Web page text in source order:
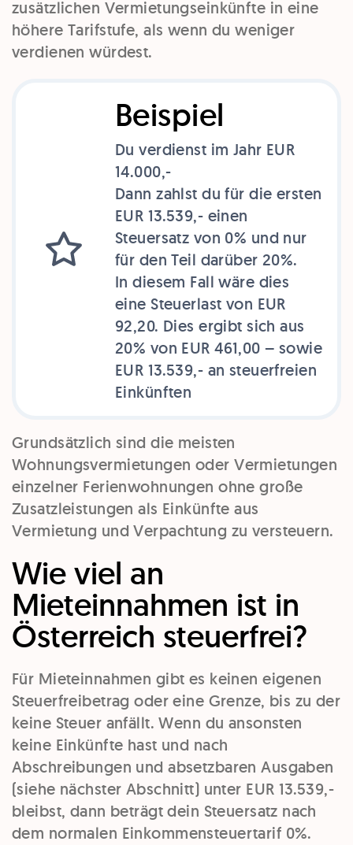
zusätzlichen Vermietungseinkünfte in eine
höhere Tarifstufe, als wenn du weniger
verdienen würdest.
Beispiel
Du verdienst im Jahr EUR
14.000,-
Dann zahlst du für die ersten
EUR 13.539,- einen
Steuersatz von 0% und nur
für den Teil darüber 20%.
In diesem Fall wäre dies
eine Steuerlast von EUR
92,20. Dies ergibt sich aus
20% von EUR 461,00 – sowie
EUR 13.539,- an steuerfreien
Einkünften
Grundsätzlich sind die meisten
Wohnungsvermietungen oder Vermietungen
einzelner Ferienwohnungen ohne große
Zusatzleistungen als Einkünfte aus
Vermietung und Verpachtung zu versteuern.
Wie viel an
Mieteinnahmen ist in
Österreich steuerfrei?
Für Mieteinnahmen gibt es keinen eigenen
Steuerfreibetrag oder eine Grenze, bis zu der
keine Steuer anfällt. Wenn du ansonsten
keine Einkünfte hast und nach
Abschreibungen und absetzbaren Ausgaben
(siehe nächster Abschnitt) unter EUR 13.539,-
bleibst, dann beträgt dein Steuersatz nach
dem normalen Einkommensteuertarif 0%.